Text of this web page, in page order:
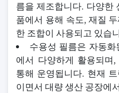
름을 제조합니다. 다양한
품에서 용해 속도, 재질
한 조합이 사용되고 있습
수용성 필름은 자동
에서 다양하게 활용되며
통해 운영됩니다. 현재
이면서 대량 생산 공장에